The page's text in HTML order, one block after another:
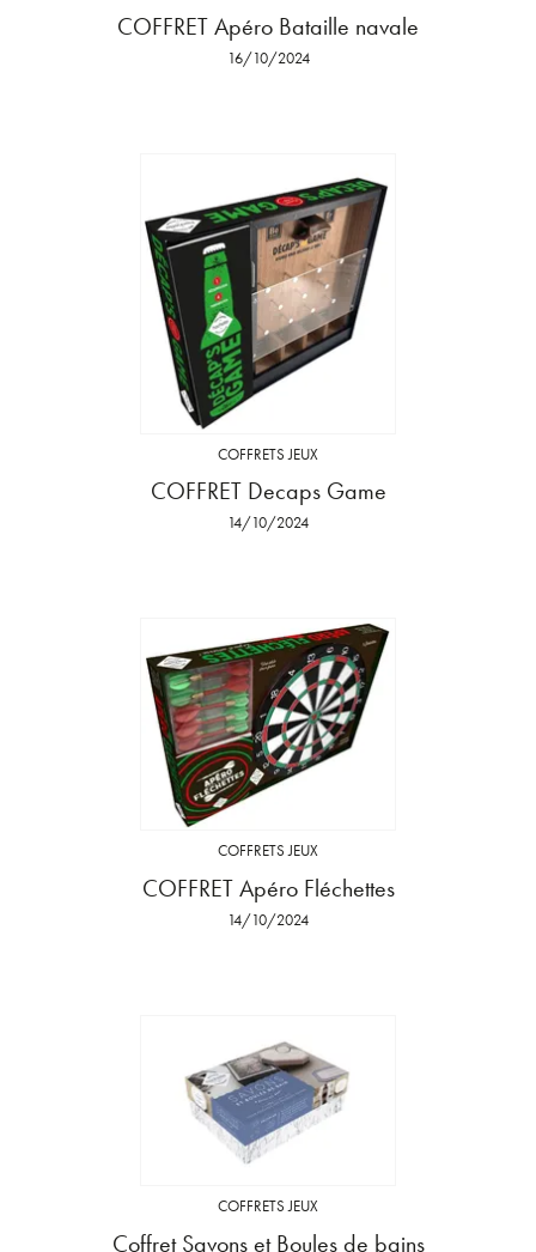
COFFRET Apéro Bataille navale
16/10/2024
COFFRETS JEUX
COFFRET Decaps Game
14/10/2024
COFFRETS JEUX
COFFRET Apéro Fléchettes
14/10/2024
COFFRETS JEUX
Coffret Savons et Boules de bains